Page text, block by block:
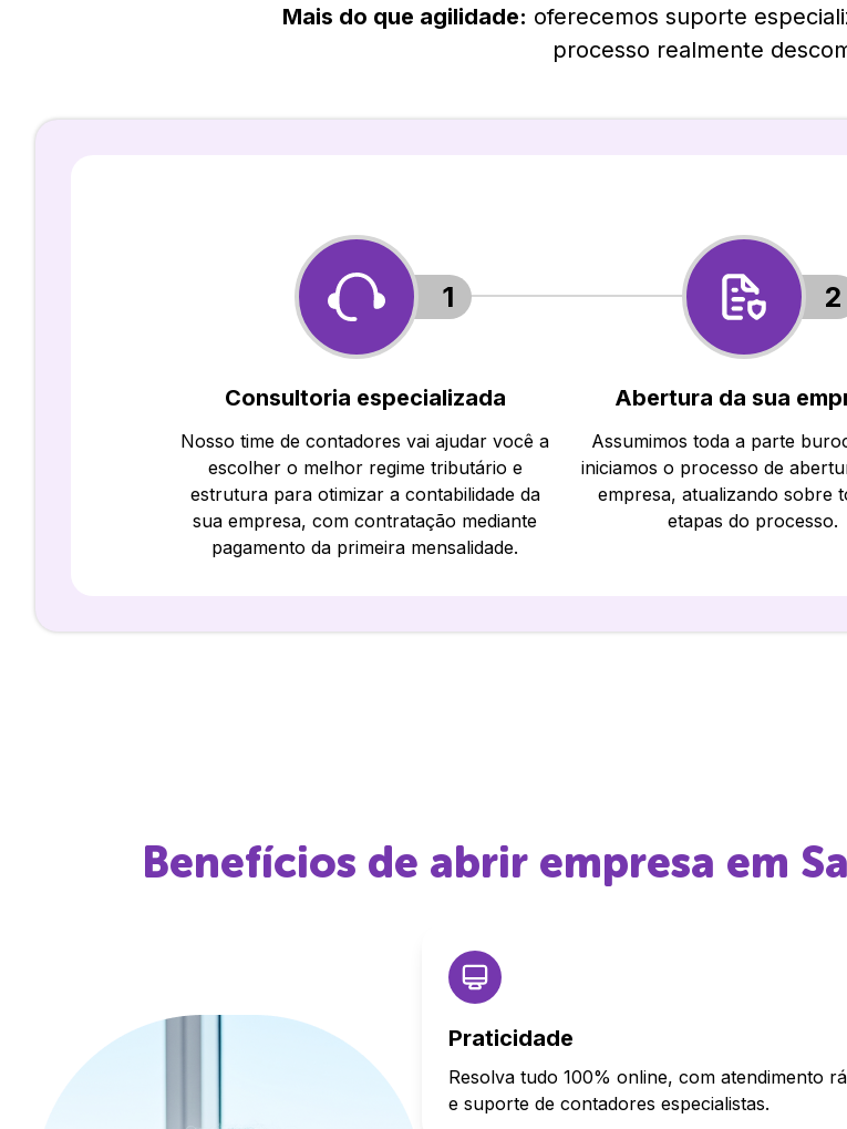
Mais do que agilidade: oferecemos suporte
processo realmente
1
Consultoria especializada
Nosso time de contadores vai ajudar você a
escolher o melhor regime tributário e
estrutura para otimizar a contabilidade da
sua empresa, com contratação mediante
pagamento da primeira mensalidade.
2
Abertura da sua
Assumimos toda a parte
iniciamos o processo de
empresa, atualizando sobre
etapas do processo.
Benefícios de abrir empresa em
Praticidade
Resolva tudo 100% online, com atendimento
e suporte de contadores especialistas.